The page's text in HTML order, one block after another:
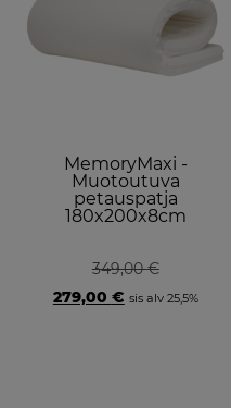
MemoryMaxi -
Muotoutuva
petauspatja
180x200x8cm
349,00€
Original
279,00 €Current
sis alv 25,5%